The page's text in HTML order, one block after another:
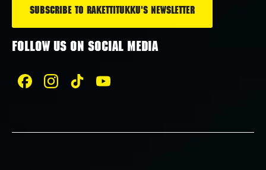
FOLLOW US ON SOCIAL MEDIA